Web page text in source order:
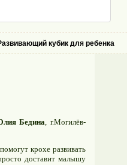
кубик для ребенка
Бедина, г.Могилёв-
крохе развивать
доставит малышу